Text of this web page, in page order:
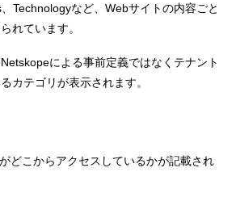
Technologyなど、Webサイトの内容ごと
れています。
による事前定義ではなくテナント
カテゴリが表示されます。
どこからアクセスしているかが記載され